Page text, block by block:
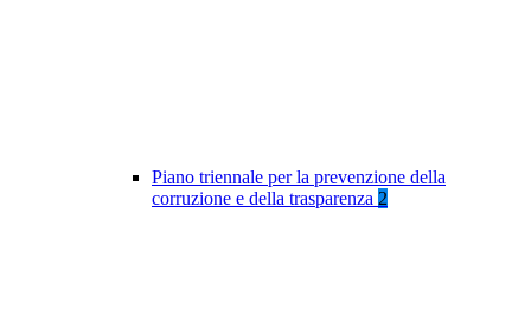
Piano triennale per la prevenzione della
corruzione e della trasparenza 2